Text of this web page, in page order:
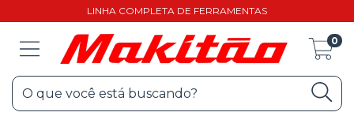
LINHA COMPLETA DE FERRAMENTAS
0